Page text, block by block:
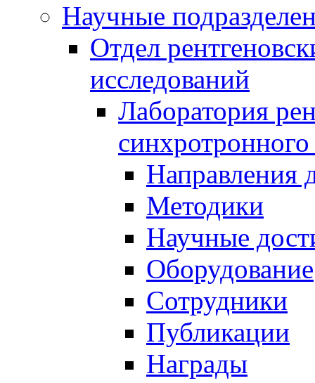
Научные
Отдел
исследований
Лаборатория
Направления
Методики
Научные
Оборудование
Сотрудники
Публикации
Награды